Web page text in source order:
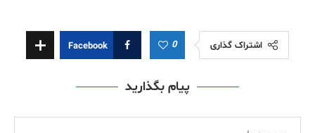
اشتراک گذاری 0
Facebook
پیام بگذارید